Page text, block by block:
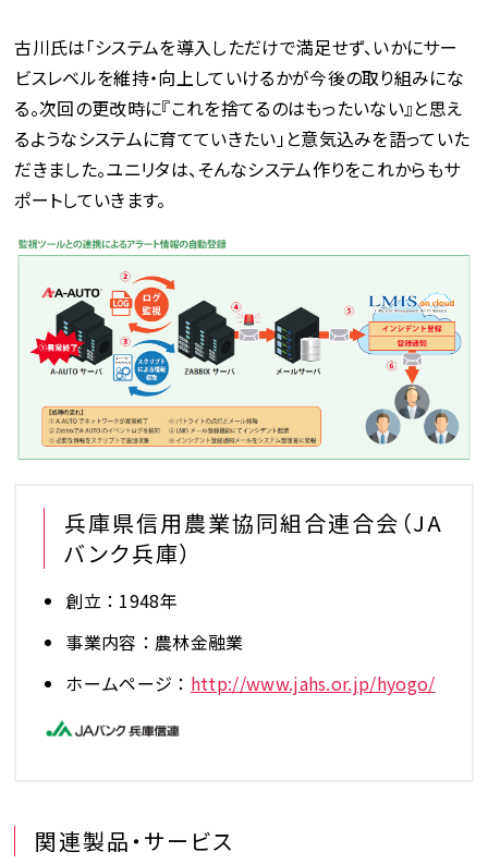
古川氏は「システムを導入しただけで満足せず、いかにサー
ビスレベルを維持・向上していけるかが今後の取り組みにな
る。次回の更改時に『これを捨てるのはもったいない』と思え
るようなシステムに育てていきたい」と意気込みを語っていた
だきました。ユニリタは、そんなシステム作りをこれからもサ
ポートしていきます。
兵庫県信用農業協同組合連合会（JA
バンク兵庫）
創立：1948年
事業内容：農林金融業
ホームページ： http://www.jahs.or.jp/hyogo/
関連製品・サービス